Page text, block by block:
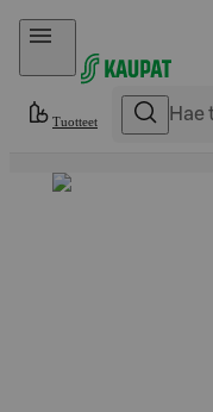
Hyppää sisältöön
Tuotteet